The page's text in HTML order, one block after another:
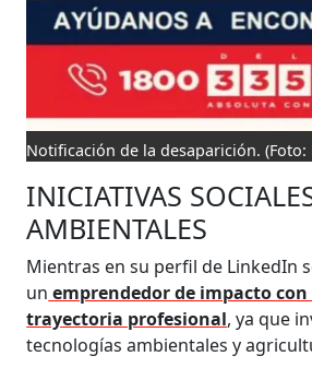
Notificación de la desaparición. (Foto:
INICIATIVAS
AMBIENTALES
Mientras en su perfil de LinkedIn
un emprendedor de impacto
trayectoria profesional, ya que
tecnologías ambientales y